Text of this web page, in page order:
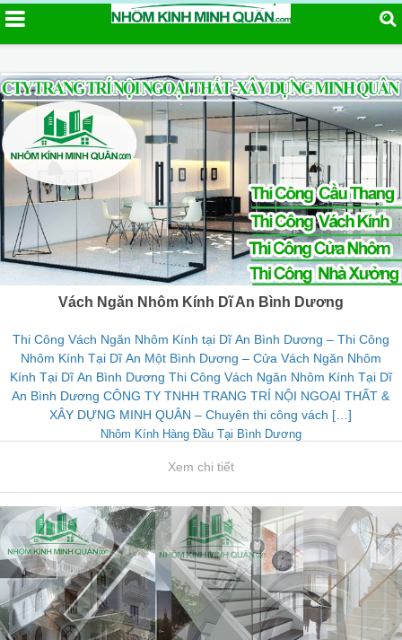
Vách Ngăn Nhôm Kính Dĩ An Bình Dương
Thi Công Vách Ngăn Nhôm Kính tại Dĩ An Bình Dương – Thi Công
Nhôm Kính Tại Dĩ An Một Bình Dương – Cửa Vách Ngăn Nhôm
Kính Tại Dĩ An Bình Dương Thi Công Vách Ngăn Nhôm Kính Tại Dĩ
An Bình Dương CÔNG TY TNHH TRANG TRÍ NỘI NGOẠI THẤT &
XÂY DỰNG MINH QUÂN – Chuyên thi công vách […]
Nhôm Kính Hàng Đầu Tại Bình Dương
Xem chi tiết